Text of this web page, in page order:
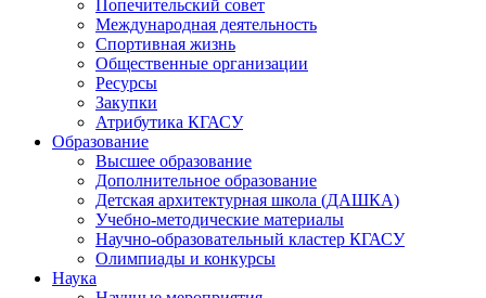
Попечительский совет
Международная деятельность
Спортивная жизнь
Общественные организации
Ресурсы
Закупки
Атрибутика КГАСУ
Образование
Высшее образование
Дополнительное образование
Детская архитектурная школа (ДАШКА)
Учебно-методические материалы
Научно-образовательный кластер КГАСУ
Олимпиады и конкурсы
Наука